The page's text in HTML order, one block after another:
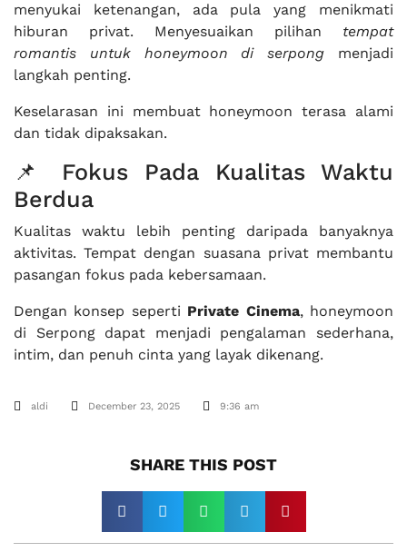
menyukai ketenangan, ada pula yang menikmati
hiburan privat. Menyesuaikan pilihan tempat
romantis untuk honeymoon di serpong menjadi
langkah penting.
Keselarasan ini membuat honeymoon terasa alami
dan tidak dipaksakan.
📌 Fokus Pada Kualitas Waktu
Berdua
Kualitas waktu lebih penting daripada banyaknya
aktivitas. Tempat dengan suasana privat membantu
pasangan fokus pada kebersamaan.
Dengan konsep seperti Private Cinema, honeymoon
di Serpong dapat menjadi pengalaman sederhana,
intim, dan penuh cinta yang layak dikenang.
aldi December 23, 2025 9:36 am
SHARE THIS POST​